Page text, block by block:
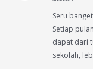
out of 5
Seru
Setiap
dapat dari
sekolah,